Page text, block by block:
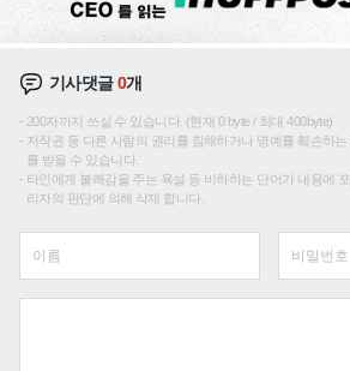
기사댓글0개
200자까지 쓰실 수 있습니다. (현재 0 byte / 최대 400byte)
저작권 등 다른 사람의 권리를 침해하거나 명예를 훼손하
를 받을 수 있습니다.
타인에게 불쾌감을 주는 욕설 등 비하하는 단어가 내용에
리자의 판단에 의해 삭제 합니다.